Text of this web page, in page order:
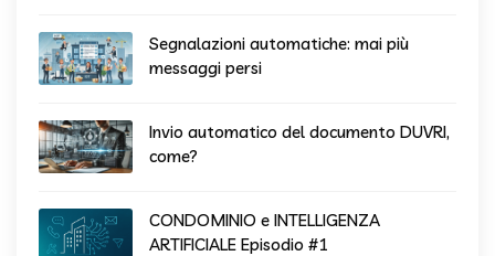
Segnalazioni automatiche: mai più
messaggi persi
Invio automatico del documento DUVRI,
come?
CONDOMINIO e INTELLIGENZA
ARTIFICIALE Episodio #1